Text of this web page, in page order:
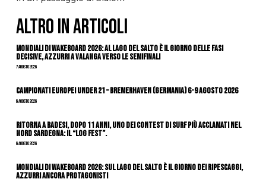
ALTRO IN ARTICOLI
Mondiali di Wakeboard 2026: al Lago del Salto è il giorno delle fasi
decisive, azzurri a valanga verso le semifinali
7 Agosto 2026
Campionati Europei Under 21 – Bremerhaven (Germania) 6-9 agosto 2026
6 Agosto 2026
Ritorna a Badesi, dopo 11 anni, uno dei contest di surf più acclamati nel
nord Sardegna: il “Log Fest”.
6 Agosto 2026
Mondiali di Wakeboard 2026: sul Lago del Salto è il giorno dei ripescaggi,
azzurri ancora protagonisti